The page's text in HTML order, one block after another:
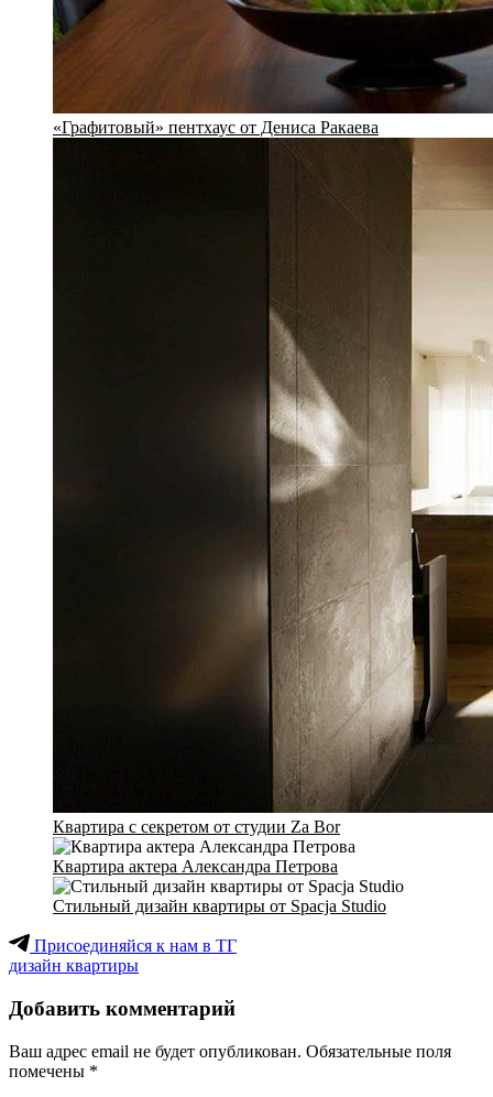
«Графитовый» пентхаус от Дениса Ракаева
Квартира с секретом от студии Za Bor
Квартира актера Александра Петрова
Стильный дизайн квартиры от Spacja Studio
Присоединяйся к нам в ТГ
дизайн квартиры
Добавить комментарий
Ваш адрес email не будет опубликован. Обязательные поля
помечены *